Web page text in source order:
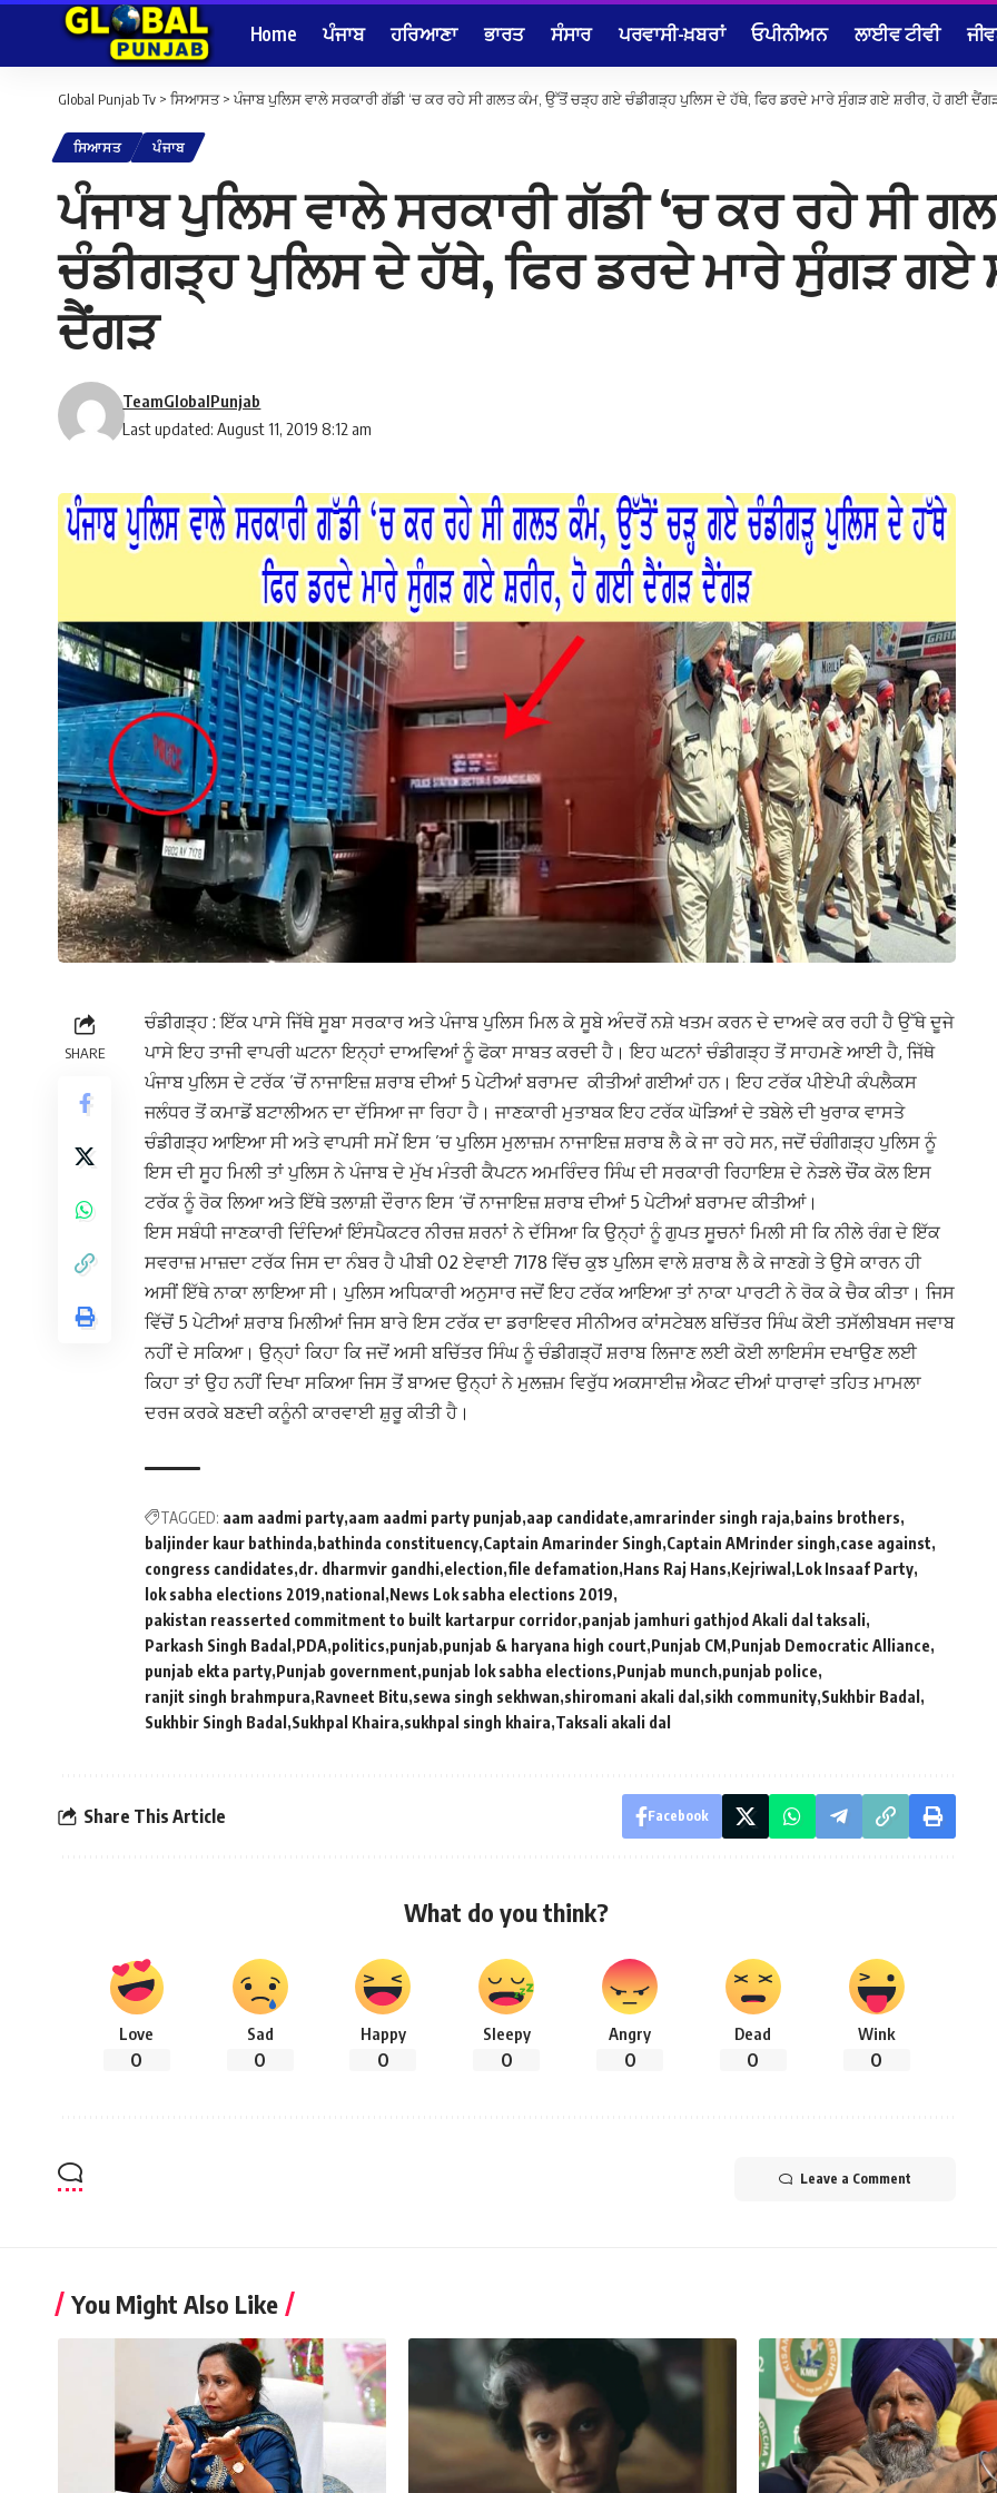
Home ਪੰਜਾਬ ਹਰਿਆਣਾ ਭਾਰਤ ਸੰਸਾਰ ਪਰਵਾਸੀ-ਖ਼ਬਰਾਂ ਓਪੀਨੀਅਨ ਲਾਈਵ ਟੀਵੀ
Global Punjab Tv > ਸਿਆਸਤ> ਪੰਜਾਬ ਪੁਲਿਸ ਵਾਲੇ ਸਰਕਾਰੀ ਗੱਡੀ ‘ਚ ਕਰ ਰਹੇ ਸੀ ਗਲਤ ਕੰਮ, ਉੱਤੋਂ ਚੜ੍ਹ ਗਏ ਚੰਡੀਗੜ੍ਹ ਪੁਲਿਸ ਦੇ ਹੱਥੇ, ਫਿਰ ਡਰਦੇ ਮਾਰੇ ਸੁੰਗੜ ਗਏ ਸ਼ਰੀਰ, ਹੋ ਗਈ
ਸਿਆਸਤ ਪੰਜਾਬ
ਪੰਜਾਬ ਪੁਲਿਸ ਵਾਲੇ ਸਰਕਾਰੀ ਗੱਡੀ ‘ਚ ਕਰ ਰਹੇ ਸੀ
ਚੰਡੀਗੜ੍ਹ ਪੁਲਿਸ ਦੇ ਹੱਥੇ, ਫਿਰ ਡਰਦੇ ਮਾਰੇ ਸੁੰਗੜ
ਦੈਂਗੜ
Last updated: August 11, 2019 8:12 am
TeamGlobalPunjab
SHARE
ਚੰਡੀਗੜ੍ਹ : ਇੱਕ ਪਾਸੇ ਜਿੱਥੇ ਸੂਬਾ ਸਰਕਾਰ ਅਤੇ ਪੰਜਾਬ ਪੁਲਿਸ ਮਿਲ ਕੇ ਸੂਬੇ ਅੰਦਰੋਂ ਨਸ਼ੇ ਖਤਮ ਕਰਨ ਦੇ ਦਾਅਵੇ ਕਰ ਰਹੀ ਹੈ ਉੱਥੇ ਦੂਜੇ
ਪਾਸੇ ਇਹ ਤਾਜੀ ਵਾਪਰੀ ਘਟਨਾ ਇਨ੍ਹਾਂ ਦਾਅਵਿਆਂ ਨੂੰ ਫੋਕਾ ਸਾਬਤ ਕਰਦੀ ਹੈ। ਇਹ ਘਟਨਾਂ ਚੰਡੀਗੜ੍ਹ ਤੋਂ ਸਾਹਮਣੇ ਆਈ ਹੈ, ਜਿੱਥੇ
ਪੰਜਾਬ ਪੁਲਿਸ ਦੇ ਟਰੱਕ ’ਚੋਂ ਨਾਜਾਇਜ਼ ਸ਼ਰਾਬ ਦੀਆਂ 5 ਪੇਟੀਆਂ ਬਰਾਮਦ ਕੀਤੀਆਂ ਗਈਆਂ ਹਨ। ਇਹ ਟਰੱਕ ਪੀਏਪੀ ਕੰਪਲੈਕਸ
ਜਲੰਧਰ ਤੋਂ ਕਮਾਡੋਂ ਬਟਾਲੀਅਨ ਦਾ ਦੱਸਿਆ ਜਾ ਰਿਹਾ ਹੈ। ਜਾਣਕਾਰੀ ਮੁਤਾਬਕ ਇਹ ਟਰੱਕ ਘੋੜਿਆਂ ਦੇ ਤਬੇਲੇ ਦੀ ਖੁਰਾਕ ਵਾਸਤੇ
ਚੰਡੀਗੜ੍ਹ ਆਇਆ ਸੀ ਅਤੇ ਵਾਪਸੀ ਸਮੇਂ ਇਸ ’ਚ ਪੁਲਿਸ ਮੁਲਾਜ਼ਮ ਨਾਜਾਇਜ਼ ਸ਼ਰਾਬ ਲੈ ਕੇ ਜਾ ਰਹੇ ਸਨ, ਜਦੋਂ ਚੰਗੀਗੜ੍ਹ ਪੁਲਿਸ ਨੂੰ
ਇਸ ਦੀ ਸੂਹ ਮਿਲੀ ਤਾਂ ਪੁਲਿਸ ਨੇ ਪੰਜਾਬ ਦੇ ਮੁੱਖ ਮੰਤਰੀ ਕੈਪਟਨ ਅਮਰਿੰਦਰ ਸਿੰਘ ਦੀ ਸਰਕਾਰੀ ਰਿਹਾਇਸ਼ ਦੇ ਨੇੜਲੇ ਚੌਂਕ ਕੋਲ ਇਸ
ਟਰੱਕ ਨੂੰ ਰੋਕ ਲਿਆ ਅਤੇ ਇੱਥੇ ਤਲਾਸ਼ੀ ਦੌਰਾਨ ਇਸ ‘ਚੋਂ ਨਾਜਾਇਜ਼ ਸ਼ਰਾਬ ਦੀਆਂ 5 ਪੇਟੀਆਂ ਬਰਾਮਦ ਕੀਤੀਆਂ।
ਇਸ ਸਬੰਧੀ ਜਾਣਕਾਰੀ ਦਿੰਦਿਆਂ ਇੰਸਪੈਕਟਰ ਨੀਰਜ਼ ਸ਼ਰਨਾਂ ਨੇ ਦੱਸਿਆ ਕਿ ਉਨ੍ਹਾਂ ਨੂੰ ਗੁਪਤ ਸੂਚਨਾਂ ਮਿਲੀ ਸੀ ਕਿ ਨੀਲੇ ਰੰਗ ਦੇ ਇੱਕ
ਸਵਰਾਜ਼ ਮਾਜ਼ਦਾ ਟਰੱਕ ਜਿਸ ਦਾ ਨੰਬਰ ਹੈ ਪੀਬੀ 02 ਏਵਾਈ 7178 ਵਿੱਚ ਕੁਝ ਪੁਲਿਸ ਵਾਲੇ ਸ਼ਰਾਬ ਲੈ ਕੇ ਜਾਣਗੇ ਤੇ ਉਸੇ ਕਾਰਨ ਹੀ
ਅਸੀਂ ਇੱਥੇ ਨਾਕਾ ਲਾਇਆ ਸੀ। ਪੁਲਿਸ ਅਧਿਕਾਰੀ ਅਨੁਸਾਰ ਜਦੋਂ ਇਹ ਟਰੱਕ ਆਇਆ ਤਾਂ ਨਾਕਾ ਪਾਰਟੀ ਨੇ ਰੋਕ ਕੇ ਚੈਕ ਕੀਤਾ। ਜਿਸ
ਵਿੱਚੋਂ 5 ਪੇਟੀਆਂ ਸ਼ਰਾਬ ਮਿਲੀਆਂ ਜਿਸ ਬਾਰੇ ਇਸ ਟਰੱਕ ਦਾ ਡਰਾਇਵਰ ਸੀਨੀਅਰ ਕਾਂਸਟੇਬਲ ਬਚਿੱਤਰ ਸਿੰਘ ਕੋਈ ਤਸੱਲੀਬਖਸ ਜਵਾਬ
ਨਹੀਂ ਦੇ ਸਕਿਆ। ਉਨ੍ਹਾਂ ਕਿਹਾ ਕਿ ਜਦੋਂ ਅਸੀ ਬਚਿੱਤਰ ਸਿੰਘ ਨੂੰ ਚੰਡੀਗੜ੍ਹੋਂ ਸ਼ਰਾਬ ਲਿਜਾਣ ਲਈ ਕੋਈ ਲਾਇਸੰਸ ਦਖਾਉਣ ਲਈ
ਕਿਹਾ ਤਾਂ ਉਹ ਨਹੀਂ ਦਿਖਾ ਸਕਿਆ ਜਿਸ ਤੋਂ ਬਾਅਦ ਉਨ੍ਹਾਂ ਨੇ ਮੁਲਜ਼ਮ ਵਿਰੁੱਧ ਅਕਸਾਈਜ਼ ਐਕਟ ਦੀਆਂ ਧਾਰਾਵਾਂ ਤਹਿਤ ਮਾਮਲਾ
ਦਰਜ ਕਰਕੇ ਬਣਦੀ ਕਨੂੰਨੀ ਕਾਰਵਾਈ ਸ਼ੁਰੂ ਕੀਤੀ ਹੈ।
TAGGED: aam aadmi party aam aadmi party punjab aap candidate amrarinder singh raja bains brothers
baljinder kaur bathinda bathinda constituency Captain Amarinder Singh Captain AMrinder singh case against
congress candidates dr. dharmvir gandhi election file defamation Hans Raj Hans Kejriwal Lok Insaaf Party
lok sabha elections 2019 national News Lok sabha elections 2019
pakistan reasserted commitment to built kartarpur corridor panjab jamhuri gathjod Akali dal taksali
Parkash Singh Badal PDA politics punjab punjab & haryana high court Punjab CM Punjab Democratic Alliance
punjab ekta party Punjab government punjab lok sabha elections Punjab munch punjab police
ranjit singh brahmpura Ravneet Bitu sewa singh sekhwan shiromani akali dal sikh community Sukhbir Badal
Sukhbir Singh Badal Sukhpal Khaira sukhpal singh khaira Taksali akali dal
Share This Article Facebook
What do you think?
Love
0
Sad
0
Happy
0
Sleepy
0
Angry
0
Dead
0
Wink
0
Leave a Comment
You Might Also Like